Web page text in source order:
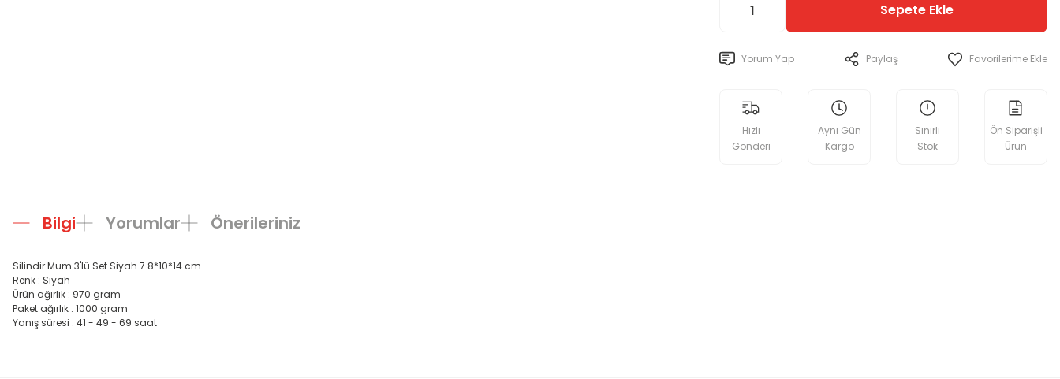
Sepete Ekle
Yorum Yap Paylaş
Hızlı
Gönderi
Aynı Gün
Kargo
Sınırlı
Stok
Ön Siparişli
Ürün
Bilgi Yorumlar Önerileriniz
Silindir Mum 3'lü Set Siyah 7 8*10*14 cm
Renk : Siyah
Ürün ağırlık : 970 gram
Paket ağırlık : 1000 gram
Yanış süresi : 41 - 49 - 69 saat